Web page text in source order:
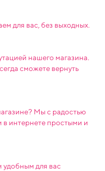
для вас, без выходных.
нашего магазина.
сможете вернуть
Мы с радостью
в интернете простыми и
для вас